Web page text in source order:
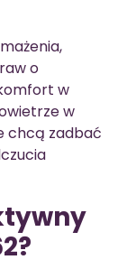
o
w
w
chcą zadbać